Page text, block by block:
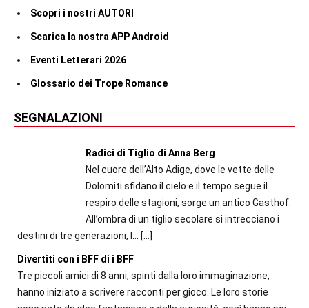
Scopri i nostri AUTORI
Scarica la nostra APP Android
Eventi Letterari 2026
Glossario dei Trope Romance
SEGNALAZIONI
Radici di Tiglio di Anna Berg
Nel cuore dell’Alto Adige, dove le vette delle
Dolomiti sfidano il cielo e il tempo segue il
respiro delle stagioni, sorge un antico Gasthof.
All’ombra di un tiglio secolare si intrecciano i
destini di tre generazioni, l...
[…]
Divertiti con i BFF di i BFF
Tre piccoli amici di 8 anni, spinti dalla loro immaginazione,
hanno iniziato a scrivere racconti per gioco. Le loro storie